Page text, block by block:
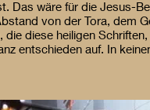
Das wäre für die Jesus-
von der Tora, dem
diese heiligen
entschieden auf. In